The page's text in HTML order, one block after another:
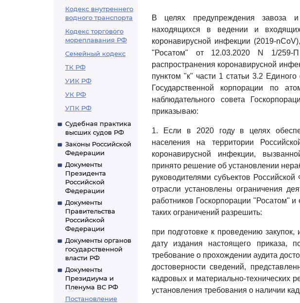
Кодекс внутреннего
водного транспорта
Кодекс торгового
мореплавания РФ
Семейный кодекс
ТК РФ
УИК РФ
УК РФ
УПК РФ
Судебная практика
высших судов РФ
Законы Российской
Федерации
Документы
Президента
Российской
Федерации
Документы
Правительства
Российской
Федерации
Документы органов
государственной
власти РФ
Документы
Президиума и
Пленума ВС РФ
Постановление
В целях предупреждения завоза и
находящихся в ведении и
коронавирусной инфекции (2019-
"Росатом" от 12.03.2020 N 1/259-
распространения коронавирусной
пунктом "к" части 1 статьи 3.2
Государственной корпорации по
наблюдательного совета
приказываю:
1. Если в 2020 году в целях
населения на территории
коронавирусной инфекции,
принято решение об установлении
руководителями субъектов
отрасли установлены ограничения
работников Госкорпорации "Росатом"
таких ограничений разрешить:
при подготовке к проведению
дату издания настоящего приказа,
требование о прохождении аудита
достоверности сведений,
кадровых и материально-технических
установления требования о наличии